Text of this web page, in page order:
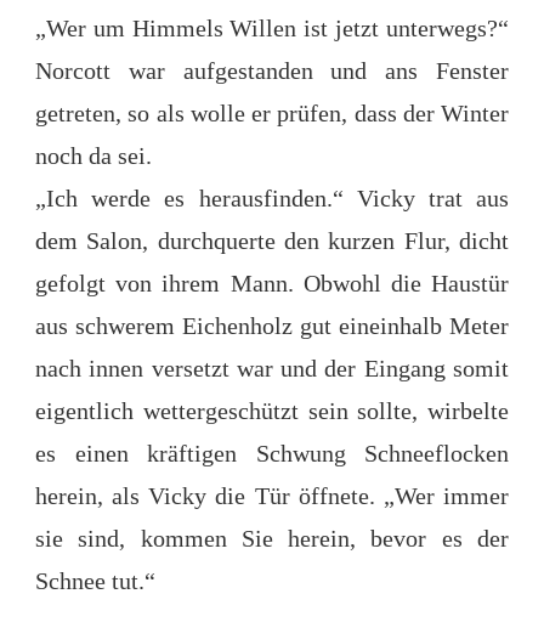
„Wer um Himmels Willen ist jetzt unterwegs?“
Norcott war aufgestanden und ans Fenster
getreten, so als wolle er prüfen, dass der Winter
noch da sei.
„Ich werde es herausfinden.“ Vicky trat aus
dem Salon, durchquerte den kurzen Flur, dicht
gefolgt von ihrem Mann. Obwohl die Haustür
aus schwerem Eichenholz gut eineinhalb Meter
nach innen versetzt war und der Eingang somit
eigentlich wettergeschützt sein sollte, wirbelte
es einen kräftigen Schwung Schneeflocken
herein, als Vicky die Tür öffnete. „Wer immer
sie sind, kommen Sie herein, bevor es der
Schnee tut.“